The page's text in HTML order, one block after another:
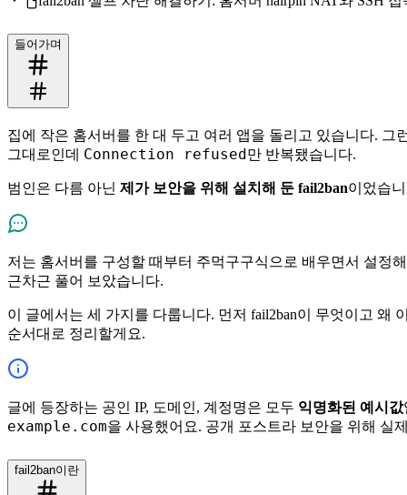
들어가며
집에 작은 홈서버를 한 대 두고 여러 앱을 돌리고 있습니다.
그대로인데 Connection refused 만 반복됐습니다.
범인은 다름 아닌 제가 보안을 위해 설치해 둔 fail2ban이었습
저는 홈서버를 구성할 때부터 주먹구구식으로 배우면서 설정
근차근 풀어 보았습니다.
이 글에서는 세 가지를 다룹니다. 먼저 fail2ban이 무엇이고 왜
순서대로 정리할게요.
글에 등장하는 공인 IP, 도메인, 계정명은 모두 익명화된 예시값
example.com을 사용했어요. 공개 포스트라 보안을 위해 실
fail2ban이란